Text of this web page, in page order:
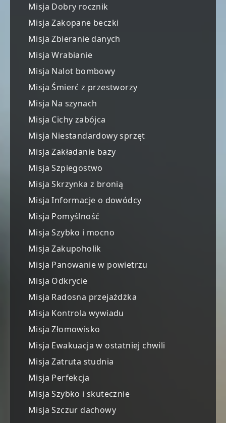
Misja Dobry rocznik
Misja Zakopane beczki
Misja Zbieranie danych
Misja Wrabianie
Misja Nalot bombowy
Misja Śmierć z przestworzy
Misja Na szynach
Misja Cichy zabójca
Misja Niestandardowy sprzęt
Misja Zakładanie bazy
Misja Szpiegostwo
Misja Skrzynka z bronią
Misja Informacje o dowódcy
Misja Pomyślność
Misja Szybko i mocno
Misja Zakupoholik
Misja Panowanie w powietrzu
Misja Odkrycie
Misja Radosna przejażdżka
Misja Kontrola wywiadu
Misja Złomowisko
Misja Ewakuacja w ostatniej chwili
Misja Zatruta studnia
Misja Perfekcja
Misja Szybko i skutecznie
Misja Szczur dachowy